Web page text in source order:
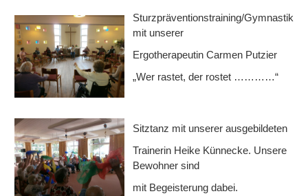
Sturzpräventionstraining/Gymnastik
mit unserer
Ergotherapeutin Carmen Putzier
„Wer rastet, der rostet …………“
Sitztanz mit unserer ausgebildeten
Trainerin Heike Künnecke. Unsere
Bewohner sind
mit Begeisterung dabei.